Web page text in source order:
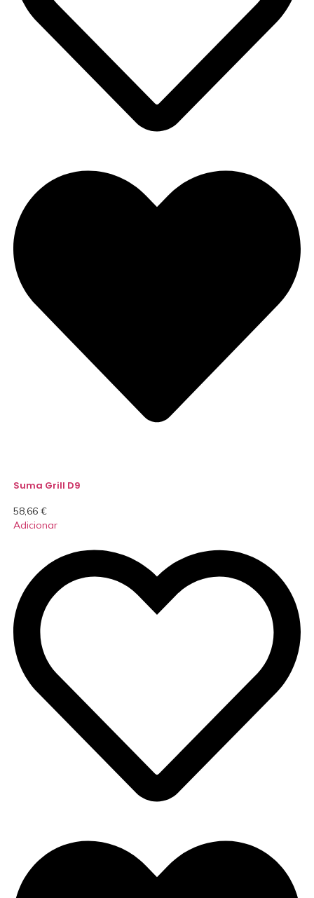
Suma Grill D9
58,66 €
Adicionar